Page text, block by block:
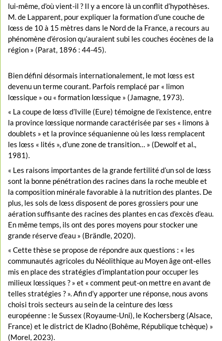
lui-même, d’où vient-il ? Il y a encore là un conflit d’hypothèses.
M. de Lapparent, pour expliquer la formation d’une couche de
lœss de 10 à 15 mètres dans le Nord de la France, a recours au
phénomène d’érosion qu’auraient subi les couches éocènes de la
région » (Parat, 1896 : 44-45).
Bien défini désormais internationalement, le mot lœss est
devenu un terme courant. Parfois remplacé par « limon
lœssique » ou « formation lœssique » (Jamagne, 1973).
« La coupe de lœss d’Iville (Eure) témoigne de l’existence, entre
la province lœssique normande caractérisée par ses « limons à
doublets » et la province séquanienne où les lœss remplacent
les lœss « lités », d’une zone de transition… » (Dewolf et al.,
1981).
« Les raisons importantes de la grande fertilité d’un sol de lœss
sont la bonne pénétration des racines dans la roche meuble et
la composition minérale favorable à la nutrition des plantes. De
plus, les sols de lœss disposent de pores grossiers pour une
aération suffisante des racines des plantes en cas d’excès d’eau.
En même temps, ils ont des pores moyens pour stocker une
grande réserve d’eau » (Brändle, 2020).
« Cette thèse se propose de répondre aux questions : « les
communautés agricoles du Néolithique au Moyen âge ont-elles
mis en place des stratégies d’implantation pour occuper les
milieux lœssiques ? » et « comment peut-on mettre en avant de
telles stratégies ? ». Afin d’y apporter une réponse, nous avons
choisi trois secteurs au sein de la ceinture des lœss
européenne : le Sussex (Royaume-Uni), le Kochersberg (Alsace,
France) et le district de Kladno (Bohême, République tchèque) »
(Morel, 2023).